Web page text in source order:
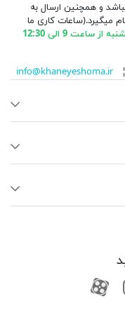
و همچنین ارسال به
میگیرد.(ساعات کاری ما
از ساعت 9 الی 12:30
info@khaneyeshoma.ir
آپارات
کانال آپارات